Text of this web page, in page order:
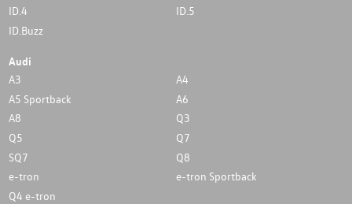
ID.4
ID.5
ID.Buzz
Audi
A3
A4
A5 Sportback
A6
A8
Q3
Q5
Q7
SQ7
Q8
e-tron
e-tron Sportback
Q4 e-tron